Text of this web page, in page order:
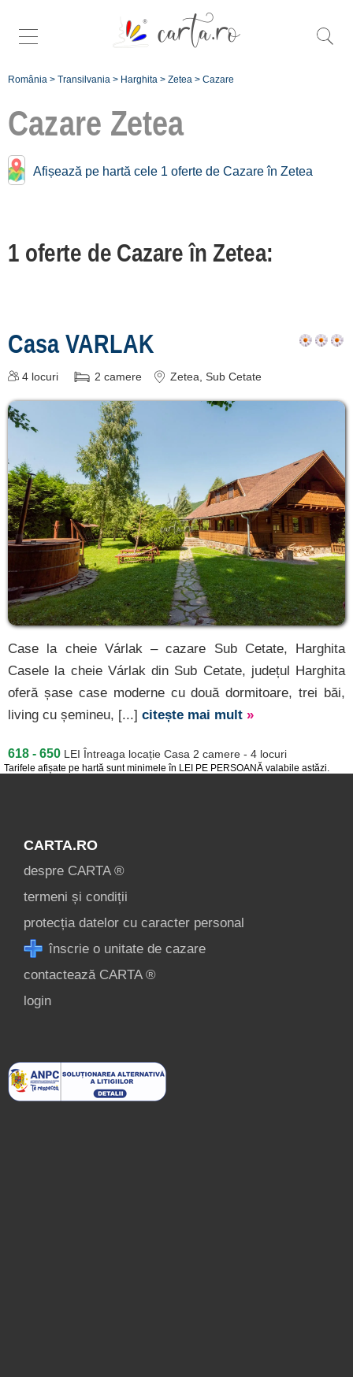
România > Transilvania > Harghita > Zetea > Cazare
Cazare Zetea
Afișează pe hartă cele 1 oferte de Cazare în Zetea
Tarifele afișate pe hartă sunt minimele în LEI PE PERSOANĂ valabile astăzi.
1 oferte de Cazare în Zetea:
Casa VARLAK
4 locuri 2 camere Zetea , Sub Cetate
Case la cheie Várlak – cazare Sub Cetate, Harghita
Casele la cheie Várlak din Sub Cetate, județul Harghita
oferă șase case moderne cu două dormitoare, trei băi,
living cu șemineu, [...] citește mai mult »
618 - 650 LEI Întreaga locație Casa 2 camere - 4 locuri
Cazare în apropiere de
Zetea:
[3 oferte la 10.9 km]
[1 oferte la 16.5 km]
Mugeni
[1 oferte la 19 km]
Harghita Băi
[1 oferte la 20.5 km]
Liban
[1 oferte la 21.3 km]
Praid
[2 oferte la 25.4 km]
Racu
[1 oferte la 30.4 km]
Dănești
[1 oferte la 32.4 km]
[4 oferte la 33.6 km]
[1 oferte la 36.8 km]
Înscrie o unitate
de cazare
CARTA.RO
despre CARTA ®
termeni și condiții
protecția datelor cu caracter personal
înscrie o unitate de cazare
contactează CARTA ®
login